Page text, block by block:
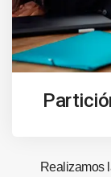
Realizamos